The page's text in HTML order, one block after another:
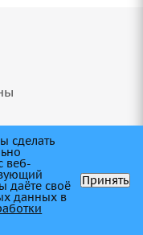
сделать
веб-
даёте своё
данных в
Принять